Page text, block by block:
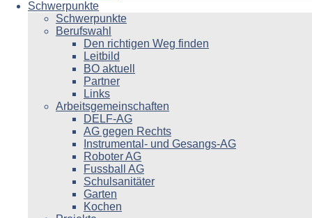
Schwerpunkte
Schwerpunkte
Berufswahl
Den richtigen Weg finden
Leitbild
BO aktuell
Partner
Links
Arbeitsgemeinschaften
DELF-AG
AG gegen Rechts
Instrumental- und Gesangs-AG
Roboter AG
Fussball AG
Schulsanitäter
Garten
Kochen